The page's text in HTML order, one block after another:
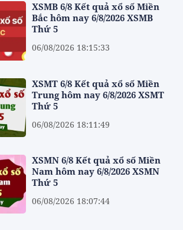
XSMB 6/8 Kết quả xổ số Miền
Bắc hôm nay 6/8/2026 XSMB
Thứ 5
06/08/2026 18:15:33
XSMT 6/8 Kết quả xổ số Miền
Trung hôm nay 6/8/2026 XSMT
Thứ 5
06/08/2026 18:11:49
XSMN 6/8 Kết quả xổ số Miền
Nam hôm nay 6/8/2026 XSMN
Thứ 5
06/08/2026 18:07:44